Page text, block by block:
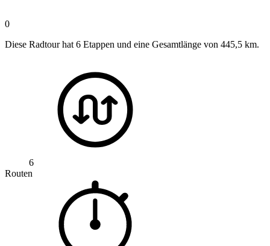
0
Diese Radtour hat 6 Etappen und eine Gesamtlänge von 445,5 km.
6
Routen